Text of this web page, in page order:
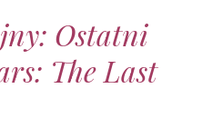
Ostatni
The Last